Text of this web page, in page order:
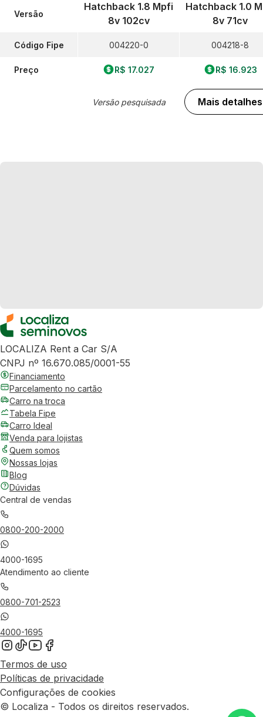
Versão
Código Fipe
Preço
Hatchback 1.8 Mpfi
8v 102cv
004220-0
R$ 17.027
Versão pesquisada
Hatchback 1.0
8v 71cv
004218-8
R$ 16.923
Mais detalhes
LOCALIZA Rent a Car S/A
CNPJ nº 16.670.085/0001-55
Financiamento
Parcelamento no cartão
Carro na troca
Tabela Fipe
Carro Ideal
Venda para lojistas
Quem somos
Nossas lojas
Blog
Dúvidas
Central de vendas
0800-200-2000
4000-1695
Atendimento ao cliente
0800-701-2523
4000-1695
Termos de uso
Políticas de privacidade
Configurações de cookies
© Localiza - Todos os direitos reservados.